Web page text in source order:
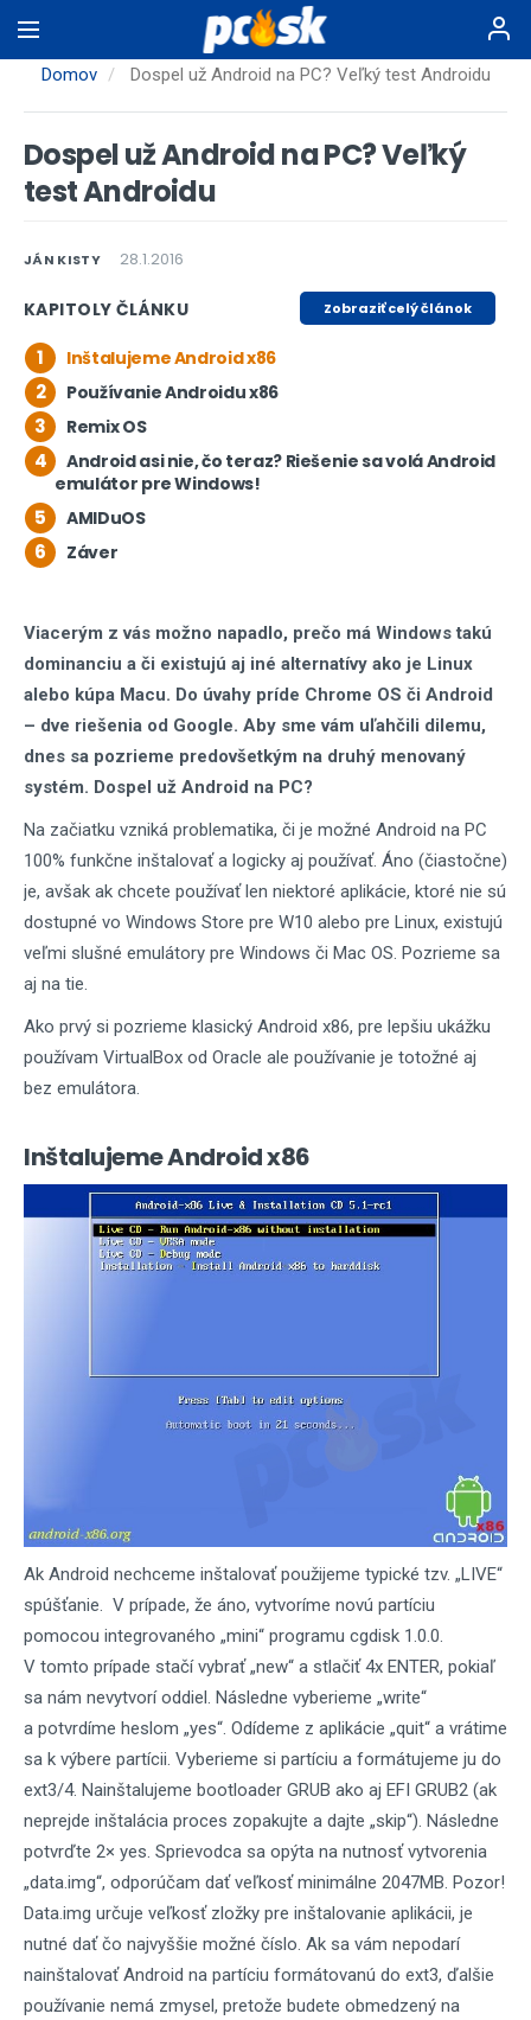
na
hlavnýDomov Dospel už Android na PC? Veľký test Androidu
Dospel už Android na PC? Veľký
test Androidu
JÁN KISTY 28.1.2016
KAPITOLY ČLÁNKU Zobraziť celý článok
1 Inštalujeme Android x86
2 Používanie Androidu x86
3 Remix OS
4
Android asi nie, čo teraz? Riešenie sa volá Android
emulátor pre Windows!
5 AMIDuOS
6 Záver
Viacerým z vás možno napadlo, prečo má Windows takú
dominanciu a či existujú aj iné alternatívy ako je Linux
alebo kúpa Macu. Do úvahy príde Chrome OS či Android
– dve riešenia od Google. Aby sme vám uľahčili dilemu,
dnes sa pozrieme predovšetkým na druhý menovaný
systém. Dospel už Android na PC?
Na začiatku vzniká problematika, či je možné Android na PC
100% funkčne inštalovať a logicky aj používať. Áno (čiastočne)
je, avšak ak chcete používať len niektoré aplikácie, ktoré nie sú
dostupné vo Windows Store pre W10 alebo pre Linux, existujú
veľmi slušné emulátory pre Windows či Mac OS. Pozrieme sa
aj na tie.
Ako prvý si pozrieme klasický Android x86, pre lepšiu ukážku
používam VirtualBox od Oracle ale používanie je totožné aj
bez emulátora.
Inštalujeme Android x86
Ak Android nechceme inštalovať použijeme typické tzv. „LIVE“
spúšťanie. V prípade, že áno, vytvoríme novú partíciu
pomocou integrovaného „mini“ programu cgdisk 1.0.0.
V tomto prípade stačí vybrať „new“ a stlačiť 4x ENTER, pokiaľ
sa nám nevytvorí oddiel. Následne vyberieme „write“
a potvrdíme heslom „yes“. Odídeme z aplikácie „quit“ a vrátime
sa k výbere partícii. Vyberieme si partíciu a formátujeme ju do
ext3/4. Nainštalujeme bootloader GRUB ako aj EFI GRUB2 (ak
neprejde inštalácia proces zopakujte a dajte „skip“). Následne
potvrďte 2× yes. Sprievodca sa opýta na nutnosť vytvorenia
„data.img“, odporúčam dať veľkosť minimálne 2047MB. Pozor!
Data.img určuje veľkosť zložky pre inštalovanie aplikácii, je
nutné dať čo najvyššie možné číslo. Ak sa vám nepodarí
nainštalovať Android na partíciu formátovanú do ext3, ďalšie
používanie nemá zmysel, pretože budete obmedzený na